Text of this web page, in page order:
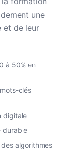
une
et de leur
à 50% en
clés
digitale
durable
algorithmes